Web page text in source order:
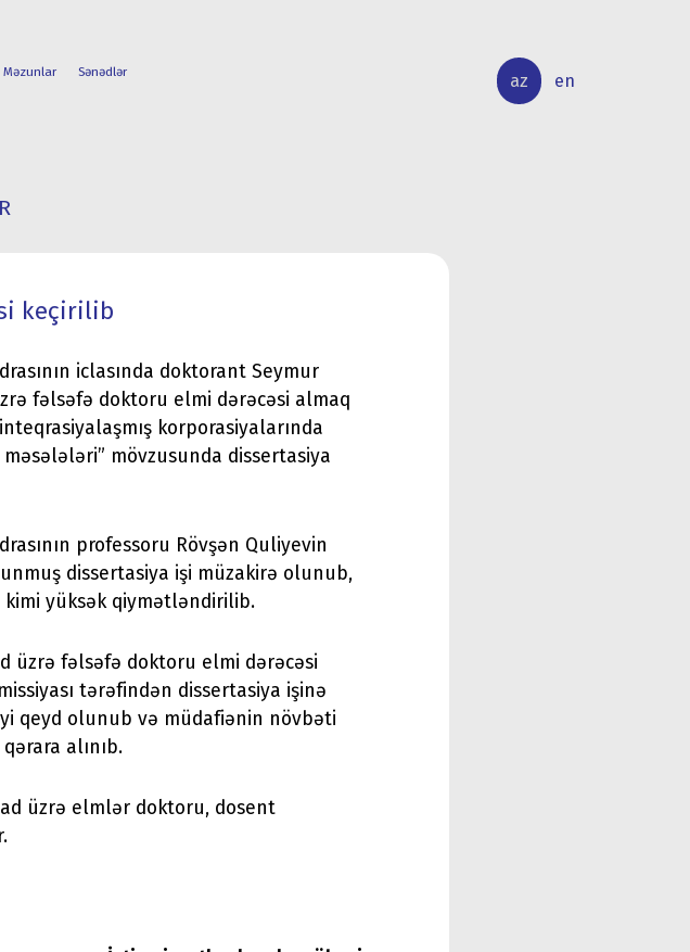
Məzunlar Sənədlər az en
keçirilib
iclasında doktorant Seymur
fəlsəfə doktoru elmi dərəcəsi almaq
korporasiyalarında
mövzusunda dissertasiya
professoru Rövşən Quliyevin
dissertasiya işi müzakirə olunub,
yüksək qiymətləndirilib.
üzrə fəlsəfə doktoru elmi dərəcəsi
tərəfindən dissertasiya işinə
qeyd olunub və müdafiənin növbəti
alınıb.
üzrə elmlər doktoru, dosent